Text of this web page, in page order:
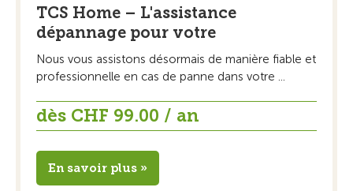
TCS Home – L'assistance
dépannage pour votre
Nous vous assistons désormais de manière fiable et
professionnelle en cas de panne dans votre ...
dès CHF 99.00 / an
En savoir plus »